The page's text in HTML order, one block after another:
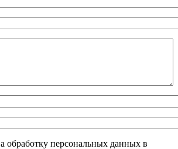
обработку персональных данных в